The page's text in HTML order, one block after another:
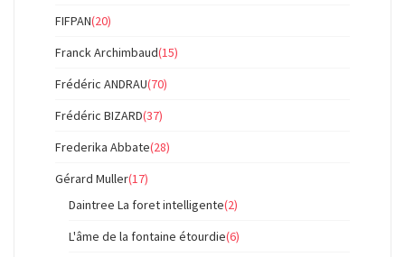
FIFPAN(20)
Franck Archimbaud(15)
Frédéric ANDRAU(70)
Frédéric BIZARD(37)
Frederika Abbate(28)
Gérard Muller(17)
Daintree La foret intelligente(2)
L'âme de la fontaine étourdie(6)